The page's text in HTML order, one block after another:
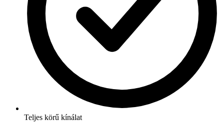
Teljes körű kínálat